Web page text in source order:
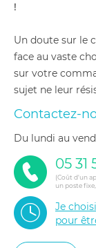
!
Un doute sur le
face au vaste
sur votre
sujet ne leur
Contactez-
du lundi au
05 31
(Coût d'un
un poste
Je
pour